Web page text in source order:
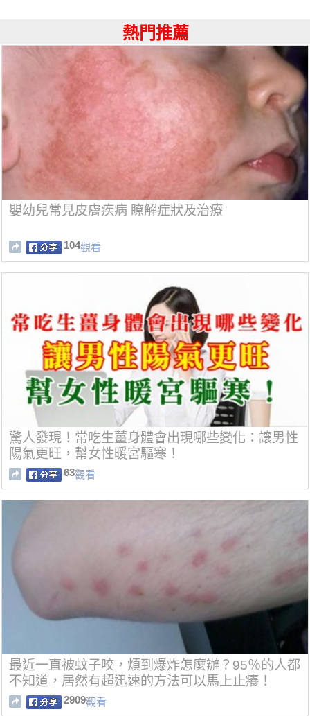
熱門推薦
嬰幼兒常見皮膚疾病 瞭解症狀及治療
104觀看
驚人發現！常吃生薑身體會出現哪些變化：讓男性
陽氣更旺，幫女性暖宮驅寒！
63觀看
最近一直被蚊子咬，煩到爆炸怎麼辦？95％的人都
不知道，居然有超迅速的方法可以馬上止癢！
2909觀看